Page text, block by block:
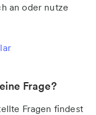
an oder nutze
Frage?
Fragen findest